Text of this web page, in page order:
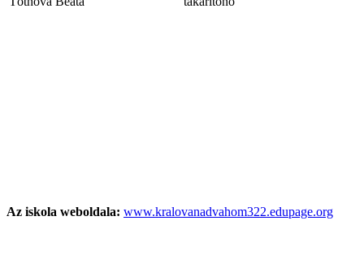
Az iskola weboldala: www.kralovanadvahom322.edupage.org